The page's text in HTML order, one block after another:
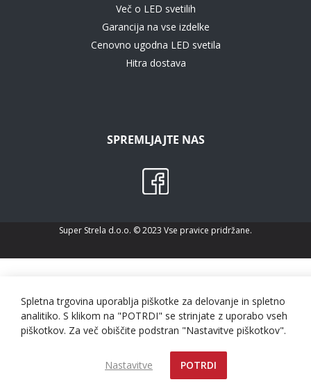
Več o LED svetilih
Garancija na vse izdelke
Cenovno ugodna LED svetila
Hitra dostava
SPREMLJAJTE NAS
Super Strela d.o.o. © 2023 Vse pravice pridržane.
Spletna trgovina uporablja piškotke za delovanje in spletno
analitiko. S klikom na "POTRDI" se strinjate z uporabo vseh
piškotkov. Za več obiščite podstran "Nastavitve piškotkov".
Nastavitve POTRDI